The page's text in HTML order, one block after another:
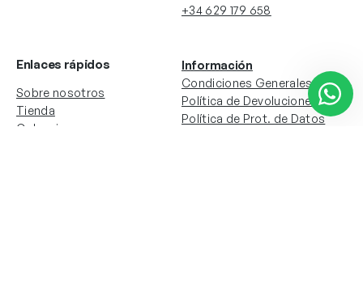
+34 629 179 658
Enlaces rápidos
Sobre nosotros
Tienda
Colecciones
Información
Condiciones Generales
Política de Devoluciones
Política de Prot. de Datos